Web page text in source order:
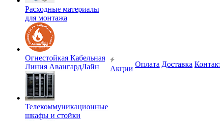
Расходные материалы
для монтажа
Огнестойкая Кабельная
Линия АвангардЛайн
Телекоммуникационные
шкафы и стойки
Акции
Оплата Доставка